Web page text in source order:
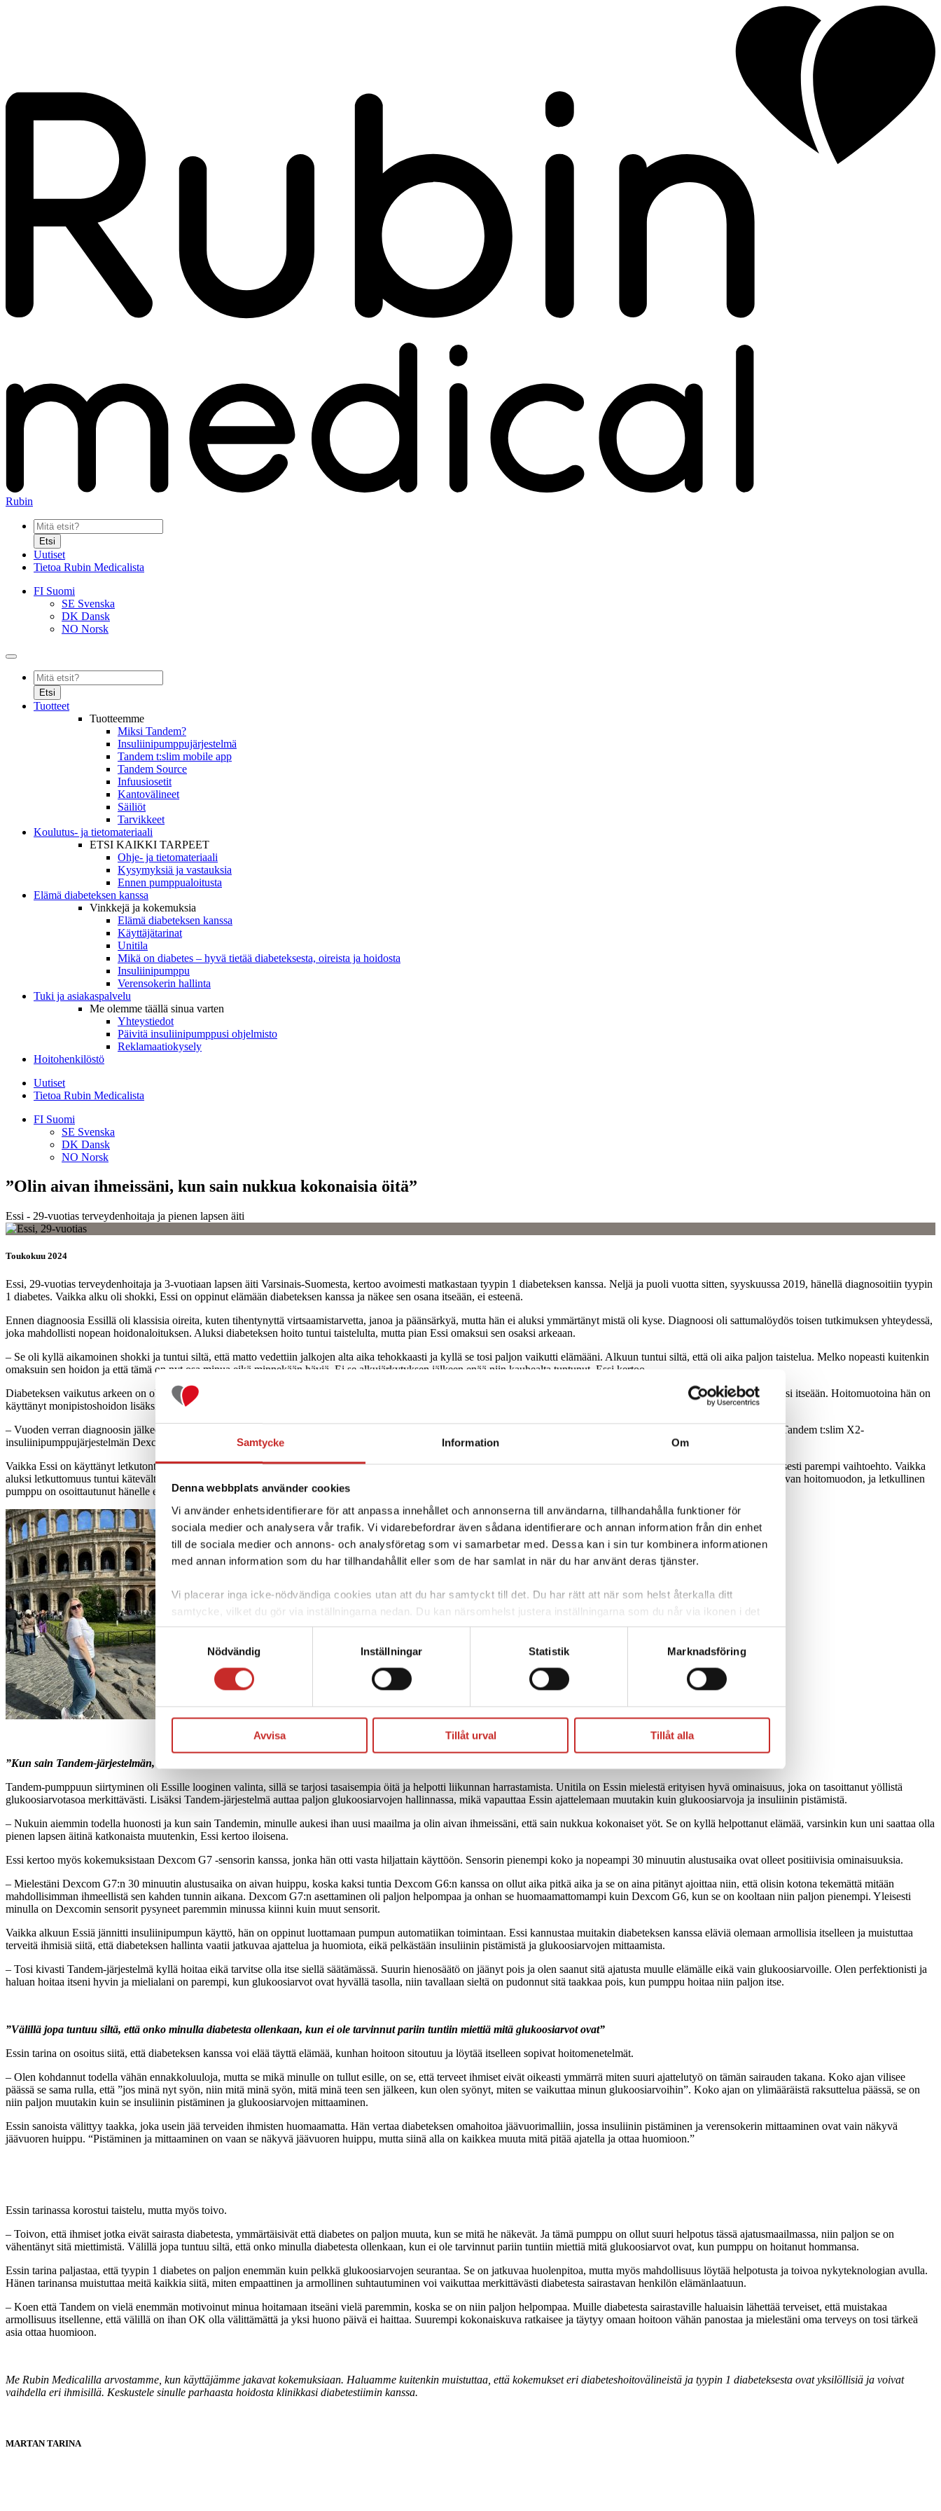
Samtycke Information Om
Denna webbplats använder cookies
Vi använder enhetsidentifierare för att anpassa innehållet och annonserna till användarna, tillhandahålla funktioner för
sociala medier och analysera vår trafik. Vi vidarebefordrar även sådana identifierare och annan information från din enhet
till de sociala medier och annons- och analysföretag som vi samarbetar med. Dessa kan i sin tur kombinera informationen
med annan information som du har tillhandahållit eller som de har samlat in när du har använt deras tjänster.
Vi placerar inga icke-nödvändiga cookies utan att du har samtyckt till det. Du har rätt att när som helst återkalla ditt
samtycke, vilket du gör via inställningarna nedan. Du kan närsomhelst justera inställningarna som du når via ikonen i det
nedre vänstra hörnet av din skärm. Väljer du att inte ge ditt samtycke kommer vi enbart placera cookies som är
nödvändiga för webbplatsens funktion. För mer information om cookies och vår personuppgiftshantering,
se
vår personuppgiftspolicy
Samtyckesval
Nödvändig
Inställningar Statistik Marknadsföring
Avvisa Tillåt urval Tillåt alla
Rubin
Etsi
Uutiset
Tietoa Rubin Medicalista
FI Suomi
SE Svenska
DK Dansk
NO Norsk
Etsi
Tuotteet
Tuotteemme
Miksi Tandem?
Insuliinipumppujärjestelmä
Tandem t:slim mobile app
Tandem Source
Infuusiosetit
Kantovälineet
Säiliöt
Tarvikkeet
Koulutus- ja tietomateriaali
ETSI KAIKKI TARPEET
Ohje- ja tietomateriaali
Kysymyksiä ja vastauksia
Ennen pumppualoitusta
Elämä diabeteksen kanssa
Vinkkejä ja kokemuksia
Elämä diabeteksen kanssa
Käyttäjätarinat
Unitila
Mikä on diabetes – hyvä tietää diabeteksesta, oireista ja hoidosta
Insuliinipumppu
Verensokerin hallinta
Tuki ja asiakaspalvelu
Me olemme täällä sinua varten
Yhteystiedot
Päivitä insuliinipumppusi ohjelmisto
Reklamaatiokysely
Hoitohenkilöstö
Uutiset
Tietoa Rubin Medicalista
FI Suomi
SE Svenska
DK Dansk
NO Norsk
”Olin aivan ihmeissäni, kun sain nukkua kokonaisia öitä”
Essi - 29-vuotias terveydenhoitaja ja pienen lapsen äiti
Toukokuu 2024
Essi, 29-vuotias terveydenhoitaja ja 3-vuotiaan lapsen äiti Varsinais-Suomesta, kertoo avoimesti matkastaan tyypin 1 diabeteksen kanssa. Neljä ja puoli vuotta sitten, syyskuussa 2019, hänellä diagnosoitiin tyypin
1 diabetes. Vaikka alku oli shokki, Essi on oppinut elämään diabeteksen kanssa ja näkee sen osana itseään, ei esteenä.
Ennen diagnoosia Essillä oli klassisia oireita, kuten tihentynyttä virtsaamistarvetta, janoa ja päänsärkyä, mutta hän ei aluksi ymmärtänyt mistä oli kyse. Diagnoosi oli sattumalöydös toisen tutkimuksen yhteydessä,
joka mahdollisti nopean hoidonaloituksen. Aluksi diabeteksen hoito tuntui taistelulta, mutta pian Essi omaksui sen osaksi arkeaan.
– Se oli kyllä aikamoinen shokki ja tuntui siltä, että matto vedettiin jalkojen alta aika tehokkaasti ja kyllä se tosi paljon vaikutti elämääni. Alkuun tuntui siltä, että oli aika paljon taistelua. Melko nopeasti kuitenkin
omaksuin sen hoidon ja että tämä on nyt osa minua eikä minnekään häviä. Ei se alkujärkytyksen jälkeen enää niin kauhealta tuntunut, Essi kertoo.
Diabeteksen vaikutus arkeen on ollut merkittävä, mutta Essi korostaa, että se ei estä häntä elämästä täyttä elämää. Hän on motivoitunut hyvään hoitoon ja kokee diabeteksen osaksi itseään. Hoitomuotoina hän on
käyttänyt monipistoshoidon lisäksi letkutonta insuliinipumppua ja viimeisimpänä Tandem t:slim X2™ -insuliinipumppujärjestelmää Dexcomin sensorilla.
– Vuoden verran diagnoosin jälkeen minulla oli monipistoshoito, jonka jälkeen sain letkuttoman insuliinipumpun. Se oli minulla kolme vuotta, jonka jälkeen viime syksynä sain Tandem t:slim X2-
insuliinipumppujärjestelmän Dexcomin sensorilla käyttööni.
Vaikka Essi on käyttänyt letkutonta insuliinipumppua, hän ei koe letkullista pumppua huonompana vaihtoehtona. Päinvastoin hän kertoo, että letkuttomuus ei aina ole automaattisesti parempi vaihtoehto. Vaikka
aluksi letkuttomuus tuntui kätevältä, Essi huomasi, että letkullinen pumppu sopii hänelle paremmin monessa tilanteessa. Essi korostaa, että jokainen löytää itselleen parhaiten sopivan hoitomuodon, ja letkullinen
pumppu on osoittautunut hänelle erinomaiseksi vaihtoehdoksi diabeteksen hoidossa.
”Kun sain Tandem-järjestelmän, minulle aukesi ihan uusi maailma”
Tandem-pumppuun siirtyminen oli Essille looginen valinta, sillä se tarjosi tasaisempia öitä ja helpotti liikunnan harrastamista. Unitila on Essin mielestä erityisen hyvä ominaisuus, joka on tasoittanut yöllistä
glukoosiarvotasoa merkittävästi. Lisäksi Tandem-järjestelmä auttaa paljon glukoosiarvojen hallinnassa, mikä vapauttaa Essin ajattelemaan muutakin kuin glukoosiarvoja ja insuliinin pistämistä.
– Nukuin aiemmin todella huonosti ja kun sain Tandemin, minulle aukesi ihan uusi maailma ja olin aivan ihmeissäni, että sain nukkua kokonaiset yöt. Se on kyllä helpottanut elämää, varsinkin kun uni saattaa olla
pienen lapsen äitinä katkonaista muutenkin Essi kertoo iloisena.
Essi kertoo myös kokemuksistaan Dexcom G7 -sensorin kanssa, jonka hän otti vasta hiljattain käyttöön. Sensorin pienempi koko ja nopeampi 30 minuutin alustusaika ovat olleet positiivisia ominaisuuksia.
– Mielestäni Dexcom G7:n 30 minuutin alustusaika on aivan huippu, koska kaksi tuntia Dexcom G6:n kanssa on ollut aika pitkä aika ja se on aina pitänyt ajoittaa niin, että olisin kotona tekemättä mitään
mahdollisimman ihmeellistä sen kahden tunnin aikana. Dexcom G7:n asettaminen oli paljon helpompaa ja onhan se huomaamattomampi kuin Dexcom G6, kun se on kooltaan niin paljon pienempi. Yleisesti
minulla on Dexcomin sensorit pysyneet paremmin minussa kiinni kuin muut sensorit.
Vaikka alkuun Essiä jännitti insuliinipumpun käyttö, hän on oppinut luottamaan pumpun automatiikan toimintaan. Essi kannustaa muitakin diabeteksen kanssa eläviä olemaan armollisia itselleen ja muistuttaa
terveitä ihmisiä siitä, että diabeteksen hallinta vaatii jatkuvaa ajattelua ja huomiota, eikä pelkästään insuliinin pistämistä ja glukoosiarvojen mittaamista.
– Tosi kivasti Tandem-järjestelmä kyllä hoitaa eikä tarvitse olla itse siellä säätämässä. Suurin hienosäätö on jäänyt pois ja olen saanut sitä ajatusta muulle elämälle eikä vain glukoosiarvoille. Olen perfektionisti ja
haluan hoitaa itseni hyvin ja mielialani on parempi, kun glukoosiarvot ovat hyvällä tasolla, niin tavallaan sieltä on pudonnut sitä taakkaa pois, kun pumppu hoitaa niin paljon itse.
”Välillä jopa tuntuu siltä, että onko minulla diabetesta ollenkaan, kun ei ole tarvinnut pariin tuntiin miettiä mitä glukoosiarvot ovat”
Essin tarina on osoitus siitä, että diabeteksen kanssa voi elää täyttä elämää, kunhan hoitoon sitoutuu ja löytää itselleen sopivat hoitomenetelmät.
– Olen kohdannut todella vähän ennakkoluuloja, mutta se mikä minulle on tullut esille, on se, että terveet ihmiset eivät oikeasti ymmärrä miten suuri ajattelutyö on tämän sairauden takana. Koko ajan vilisee
päässä se sama rulla, että ”jos minä nyt syön, niin mitä minä syön, mitä minä teen sen jälkeen, kun olen syönyt, miten se vaikuttaa minun glukoosiarvoihin”. Koko ajan on ylimääräistä raksuttelua päässä, se on
niin paljon muutakin kuin se insuliinin pistäminen ja glukoosiarvojen mittaaminen.
Essin sanoista välittyy taakka, joka usein jää terveiden ihmisten huomaamatta. Hän vertaa diabeteksen omahoitoa jäävuorimalliin, jossa insuliinin pistäminen ja verensokerin mittaaminen ovat vain näkyvä
jäävuoren huippu. “Pistäminen ja mittaaminen on vaan se näkyvä jäävuoren huippu, mutta siinä alla on kaikkea muuta mitä pitää ajatella ja ottaa huomioon.”
Essin tarinassa korostui taistelu, mutta myös toivo.
– Toivon, että ihmiset jotka eivät sairasta diabetesta, ymmärtäisivät että diabetes on paljon muuta, kun se mitä he näkevät. Ja tämä pumppu on ollut suuri helpotus tässä ajatusmaailmassa, niin paljon se on
vähentänyt sitä miettimistä. Välillä jopa tuntuu siltä, että onko minulla diabetesta ollenkaan, kun ei ole tarvinnut pariin tuntiin miettiä mitä glukoosiarvot ovat, kun pumppu on hoitanut hommansa.
Essin tarina paljastaa, että tyypin 1 diabetes on paljon enemmän kuin pelkkä glukoosiarvojen seurantaa. Se on jatkuvaa huolenpitoa, mutta myös mahdollisuus löytää helpotusta ja toivoa nykyteknologian avulla.
Hänen tarinansa muistuttaa meitä kaikkia siitä, miten empaattinen ja armollinen suhtautuminen voi vaikuttaa merkittävästi diabetesta sairastavan henkilön elämänlaatuun.
– Koen että Tandem on vielä enemmän motivoinut minua hoitamaan itseäni vielä paremmin, koska se on niin paljon helpompaa. Muille diabetesta sairastaville haluaisin lähettää terveiset, että muistakaa
armollisuus itsellenne, että välillä on ihan OK olla välittämättä ja yksi huono päivä ei haittaa. Suurempi kokonaiskuva ratkaisee ja täytyy omaan hoitoon vähän panostaa ja mielestäni oma terveys on tosi tärkeä
asia ottaa huomioon.
Me Rubin Medicalilla arvostamme, kun käyttäjämme jakavat kokemuksiaan. Haluamme kuitenkin muistuttaa, että kokemukset eri diabeteshoitovälineistä ja tyypin 1 diabeteksesta ovat yksilöllisiä ja voivat
vaihdella eri ihmisillä. Keskustele sinulle parhaasta hoidosta klinikkasi diabetestiimin kanssa.
MARTAN TARINA